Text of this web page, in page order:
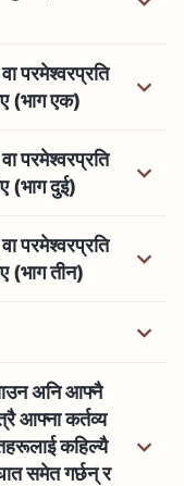
परमेश्‍वरप्रति
(भाग एक)
परमेश्‍वरप्रति
(भाग दुई)
परमेश्‍वरप्रति
(भाग तीन)
अनि आफ्‍नै
आफ्‍ना कर्तव्य
कहिल्यै
समेत गर्छन् र